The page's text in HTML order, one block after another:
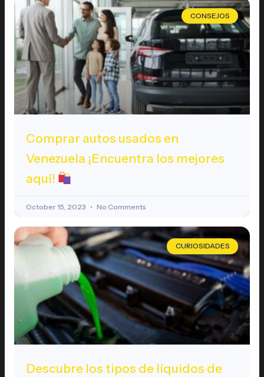
CONSEJOS
Comprar autos usados en
Venezuela ¡Encuentra los mejores
aquí!
October 15, 2023 No Comments
CURIOSIDADES
Descubre los tipos de líquidos de